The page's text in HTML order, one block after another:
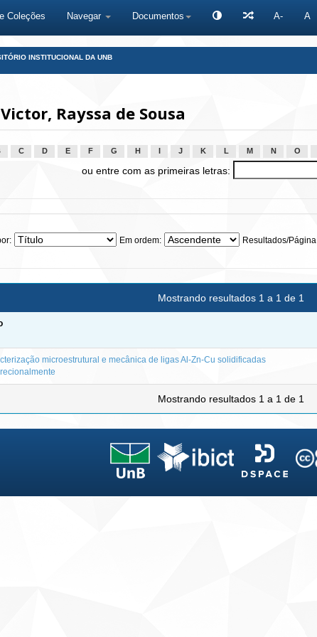
Coleções Navegar Documentos A- A
INSTITUCIONAL DA UNB
Rayssa de Sousa
C D E F G H J K L M N O
ou entre com as primeiras letras:
Em ordem: Resultados/Página
Mostrando resultados 1 a 1 de 1
microestrutural e mecânica de ligas Al-Zn-Cu solidificadas
Mostrando resultados 1 a 1 de 1